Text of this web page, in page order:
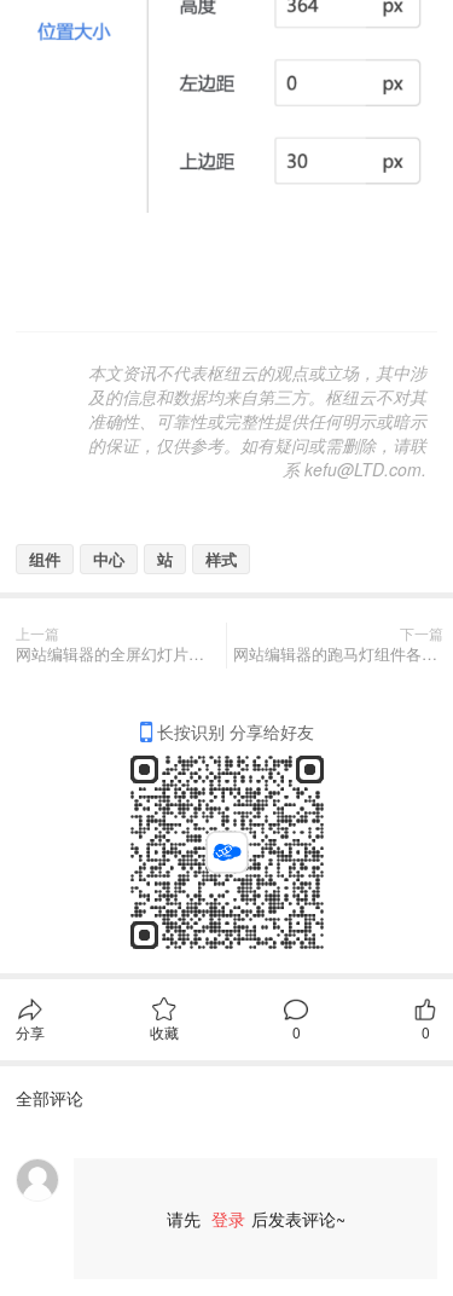
本文资讯不代表枢纽云的观点或立场，其中涉
及的信息和数据均来自第三方。枢纽云不对其
准确性、可靠性或完整性提供任何明示或暗示
的保证，仅供参考。如有疑问或需删除，请联
系 kefu@LTD.com.
组件 中心 站 样式
上一篇
网站编辑器的全屏幻灯片组件各项功能该如何使用
下一篇
网站编辑器的跑马灯组件各项功能该如何使用
长按识别 分享给好友
分享 收藏 0 0
全部评论
请先 登录 后发表评论~